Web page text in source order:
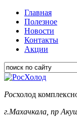
Главная
Полезное
Новости
Контакты
Акции
Росхолод
г.Махачкала, пр